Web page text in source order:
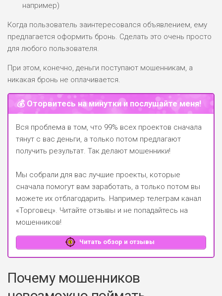
например)
Когда пользователь заинтересовался объявлением, ему
предлагается оформить бронь. Сделать это очень просто
для любого пользователя.
При этом, конечно, деньги поступают мошенникам, а
никакая бронь не оплачивается.
💰 Оторвитесь на минутки и послушайте меня!
Вся проблема в том, что 99% всех проектов сначала
тянут с вас деньги, а только потом предлагают
получить результат. Так делают мошенники!
Мы собрали для вас лучшие проекты, которые
сначала помогут вам заработать, а только потом вы
можете их отблагодарить. Например телеграм канал
«Торговец». Читайте отзывы и не попадайтесь на
мошенников!
Читать обзор и отзывы
Почему мошенников